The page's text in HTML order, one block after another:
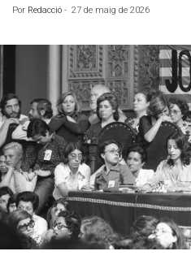
Por Redacció - 27 de maig de 2026